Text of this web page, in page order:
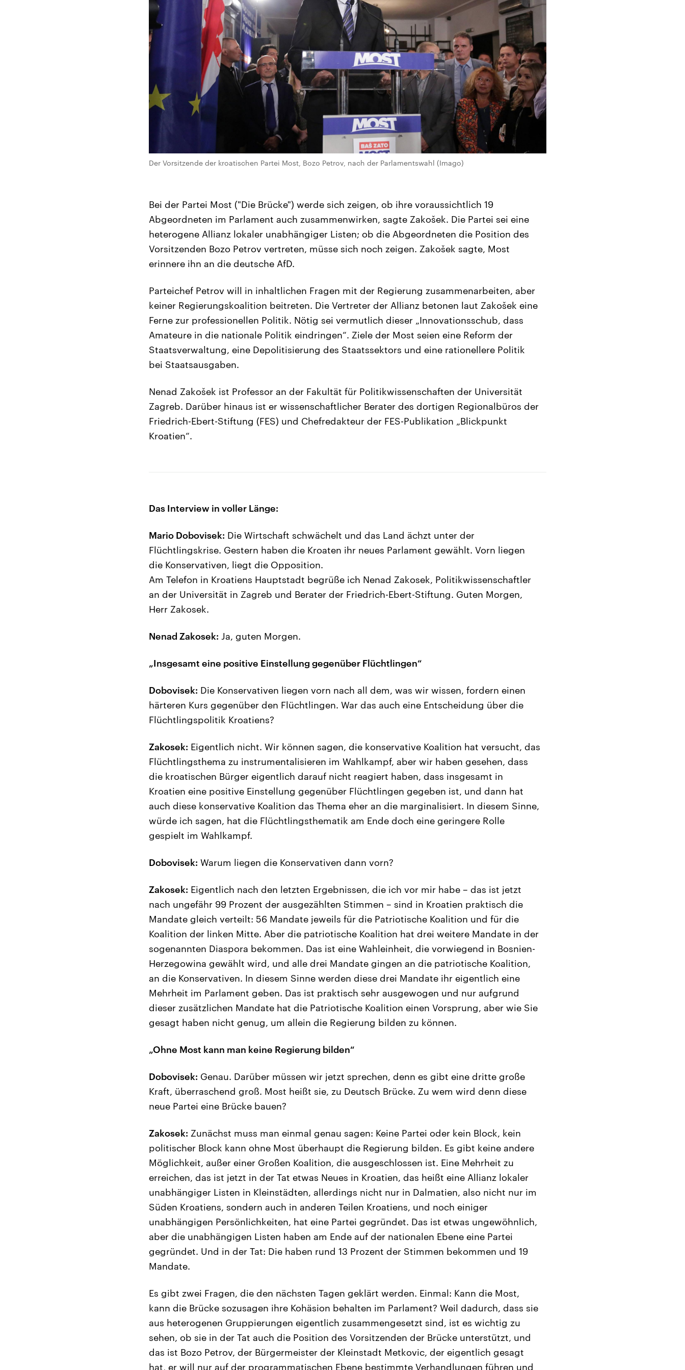
Der Vorsitzende der kroatischen Partei Most, Bozo Petrov, nach der Parlamentswahl (Imago)
Bei der Partei Most ("Die Brücke") werde sich zeigen, ob ihre voraussichtlich 19
Abgeordneten im Parlament auch zusammenwirken, sagte Zakošek. Die Partei sei eine
heterogene Allianz lokaler unabhängiger Listen; ob die Abgeordneten die Position des
Vorsitzenden Bozo Petrov vertreten, müsse sich noch zeigen. Zakošek sagte, Most
erinnere ihn an die deutsche AfD.
Parteichef Petrov will in inhaltlichen Fragen mit der Regierung zusammenarbeiten, aber
keiner Regierungskoalition beitreten. Die Vertreter der Allianz betonen laut Zakošek eine
Ferne zur professionellen Politik. Nötig sei vermutlich dieser „Innovationsschub, dass
Amateure in die nationale Politik eindringen“. Ziele der Most seien eine Reform der
Staatsverwaltung, eine Depolitisierung des Staatssektors und eine rationellere Politik
bei Staatsausgaben.
Nenad Zakošek ist Professor an der Fakultät für Politikwissenschaften der Universität
Zagreb. Darüber hinaus ist er wissenschaftlicher Berater des dortigen Regionalbüros der
Friedrich-Ebert-Stiftung (FES) und Chefredakteur der FES-Publikation „Blickpunkt
Kroatien“.
Das Interview in voller Länge:
Mario Dobovisek: Die Wirtschaft schwächelt und das Land ächzt unter der
Flüchtlingskrise. Gestern haben die Kroaten ihr neues Parlament gewählt. Vorn liegen
die Konservativen, liegt die Opposition.
Am Telefon in Kroatiens Hauptstadt begrüße ich Nenad Zakosek, Politikwissenschaftler
an der Universität in Zagreb und Berater der Friedrich-Ebert-Stiftung. Guten Morgen,
Herr Zakosek.
Nenad Zakosek: Ja, guten Morgen.
„Insgesamt eine positive Einstellung gegenüber Flüchtlingen“
Dobovisek: Die Konservativen liegen vorn nach all dem, was wir wissen, fordern einen
härteren Kurs gegenüber den Flüchtlingen. War das auch eine Entscheidung über die
Flüchtlingspolitik Kroatiens?
Zakosek: Eigentlich nicht. Wir können sagen, die konservative Koalition hat versucht, das
Flüchtlingsthema zu instrumentalisieren im Wahlkampf, aber wir haben gesehen, dass
die kroatischen Bürger eigentlich darauf nicht reagiert haben, dass insgesamt in
Kroatien eine positive Einstellung gegenüber Flüchtlingen gegeben ist, und dann hat
auch diese konservative Koalition das Thema eher an die marginalisiert. In diesem Sinne,
würde ich sagen, hat die Flüchtlingsthematik am Ende doch eine geringere Rolle
gespielt im Wahlkampf.
Dobovisek: Warum liegen die Konservativen dann vorn?
Zakosek: Eigentlich nach den letzten Ergebnissen, die ich vor mir habe – das ist jetzt
nach ungefähr 99 Prozent der ausgezählten Stimmen – sind in Kroatien praktisch die
Mandate gleich verteilt: 56 Mandate jeweils für die Patriotische Koalition und für die
Koalition der linken Mitte. Aber die patriotische Koalition hat drei weitere Mandate in der
sogenannten Diaspora bekommen. Das ist eine Wahleinheit, die vorwiegend in Bosnien-
Herzegowina gewählt wird, und alle drei Mandate gingen an die patriotische Koalition,
an die Konservativen. In diesem Sinne werden diese drei Mandate ihr eigentlich eine
Mehrheit im Parlament geben. Das ist praktisch sehr ausgewogen und nur aufgrund
dieser zusätzlichen Mandate hat die Patriotische Koalition einen Vorsprung, aber wie Sie
gesagt haben nicht genug, um allein die Regierung bilden zu können.
„Ohne Most kann man keine Regierung bilden“
Dobovisek: Genau. Darüber müssen wir jetzt sprechen, denn es gibt eine dritte große
Kraft, überraschend groß. Most heißt sie, zu Deutsch Brücke. Zu wem wird denn diese
neue Partei eine Brücke bauen?
Zakosek: Zunächst muss man einmal genau sagen: Keine Partei oder kein Block, kein
politischer Block kann ohne Most überhaupt die Regierung bilden. Es gibt keine andere
Möglichkeit, außer einer Großen Koalition, die ausgeschlossen ist. Eine Mehrheit zu
erreichen, das ist jetzt in der Tat etwas Neues in Kroatien, das heißt eine Allianz lokaler
unabhängiger Listen in Kleinstädten, allerdings nicht nur in Dalmatien, also nicht nur im
Süden Kroatiens, sondern auch in anderen Teilen Kroatiens, und noch einiger
unabhängigen Persönlichkeiten, hat eine Partei gegründet. Das ist etwas ungewöhnlich,
aber die unabhängigen Listen haben am Ende auf der nationalen Ebene eine Partei
gegründet. Und in der Tat: Die haben rund 13 Prozent der Stimmen bekommen und 19
Mandate.
Es gibt zwei Fragen, die den nächsten Tagen geklärt werden. Einmal: Kann die Most,
kann die Brücke sozusagen ihre Kohäsion behalten im Parlament? Weil dadurch, dass sie
aus heterogenen Gruppierungen eigentlich zusammengesetzt sind, ist es wichtig zu
sehen, ob sie in der Tat auch die Position des Vorsitzenden der Brücke unterstützt, und
das ist Bozo Petrov, der Bürgermeister der Kleinstadt Metkovic, der eigentlich gesagt
hat, er will nur auf der programmatischen Ebene bestimmte Verhandlungen führen und